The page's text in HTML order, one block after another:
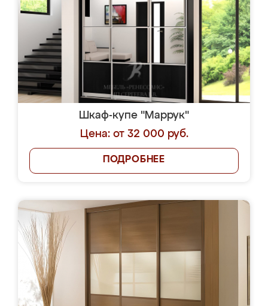
Шкаф-купе "Маррук"
Цена: от 32 000 руб.
ПОДРОБНЕЕ